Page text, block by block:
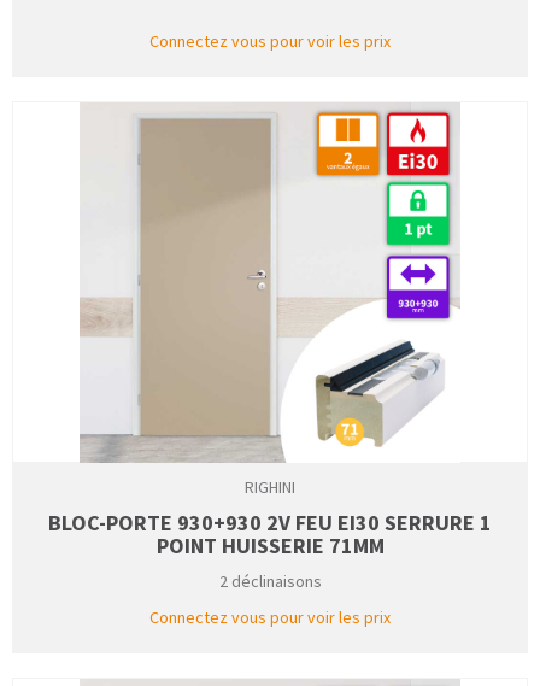
Connectez vous pour voir les prix
RIGHINI
BLOC-PORTE 930+930 2V FEU EI30 SERRURE 1
POINT HUISSERIE 71MM
2 déclinaisons
Connectez vous pour voir les prix